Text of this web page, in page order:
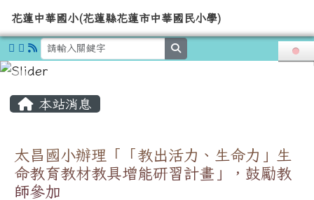
花蓮中華國小(花蓮縣花蓮市中華
導覽列
花蓮中華國小(花蓮縣花蓮市中華國民小學)
本站消息
太昌國小辦理「「教出活力、生命力」生
命教育教材教具增能研習計畫」，鼓勵教
師參加